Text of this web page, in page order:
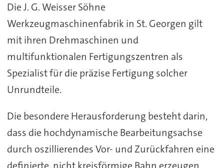
Die J. G. Weisser Söhne
Werkzeugmaschinenfabrik in St. Georgen gilt
mit ihren Drehmaschinen und
multifunktionalen Fertigungszentren als
Spezialist für die präzise Fertigung solcher
Unrundteile.
Die besondere Herausforderung besteht darin,
dass die hochdynamische Bearbeitungsachse
durch oszillierendes Vor- und Zurückfahren eine